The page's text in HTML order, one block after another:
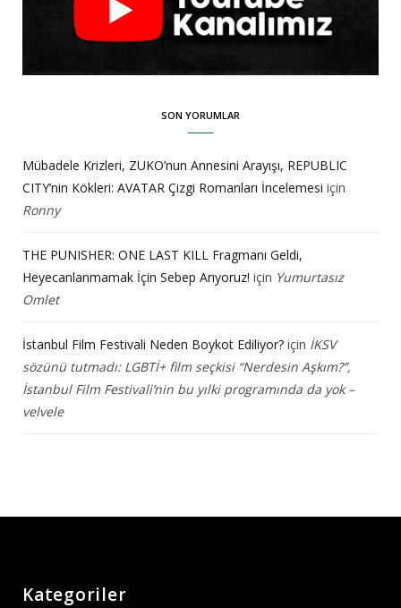
SON YORUMLAR
Mübadele Krizleri, ZUKO’nun Annesini Arayışı, REPUBLIC
CITY’nin Kökleri: AVATAR Çizgi Romanları İncelemesi için
Ronny
THE PUNISHER: ONE LAST KILL Fragmanı Geldi,
Heyecanlanmamak İçin Sebep Arıyoruz! için Yumurtasız
Omlet
İstanbul Film Festivali Neden Boykot Ediliyor? için İKSV
sözünü tutmadı: LGBTİ+ film seçkisi “Nerdesin Aşkım?”,
İstanbul Film Festivali’nin bu yılki programında da yok –
velvele
Kategoriler